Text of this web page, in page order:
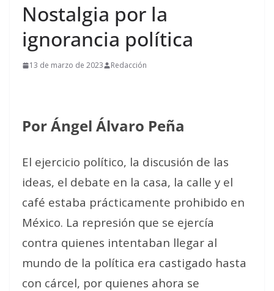
Nostalgia por la
ignorancia política
13 de marzo de 2023 Redacción
Por Ángel Álvaro Peña
El ejercicio político, la discusión de las
ideas, el debate en la casa, la calle y el
café estaba prácticamente prohibido en
México. La represión que se ejercía
contra quienes intentaban llegar al
mundo de la política era castigado hasta
con cárcel, por quienes ahora se